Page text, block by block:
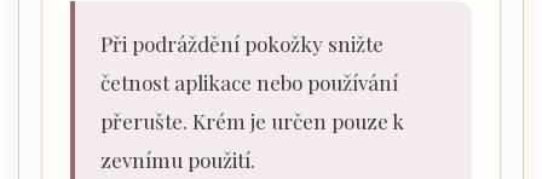
Při podráždění pokožky snižte
četnost aplikace nebo používání
přerušte. Krém je určen pouze k
zevnímu použití.